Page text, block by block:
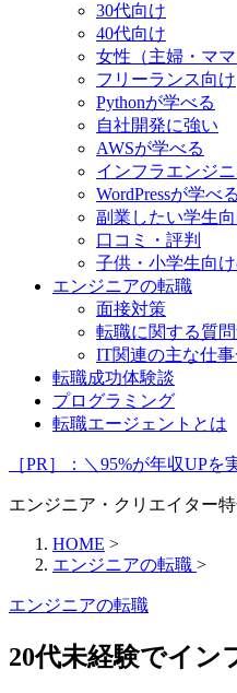
30代向け
40代向け
女性（主婦・マ
フリーランス向け
Pythonが学べる
自社開発に強い
AWSが学べる
インフラエンジ
WordPressが学べる
副業したい学生
口コミ・評判
子供・小学生向
エンジニアの転職
面接対策
転職に関する質
IT関連の主な仕
転職成功体験談
プログラミング
転職エージェントとは
［PR］：＼95%が年収UP
エンジニア・クリエイター
HOME >
エンジニアの転職 >
エンジニアの転職
20代未経験でイン